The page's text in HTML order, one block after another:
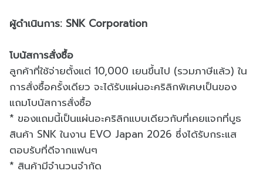
ผู้ดำเนินการ: SNK Corporation
โบนัสการสั่งซื้อ
ลูกค้าที่ใช้จ่ายตั้งแต่ 10,000 เยนขึ้นไป (รวมภาษีแล้ว) ใน
การสั่งซื้อครั้งเดียว จะได้รับแผ่นอะคริลิกพิเศษเป็นของ
แถมโบนัสการสั่งซื้อ
* ของแถมนี้เป็นแผ่นอะคริลิกแบบเดียวกับที่เคยแจกที่บูธ
สินค้า SNK ในงาน EVO Japan 2026 ซึ่งได้รับกระแส
ตอบรับที่ดีจากแฟนๆ
* สินค้ามีจำนวนจำกัด